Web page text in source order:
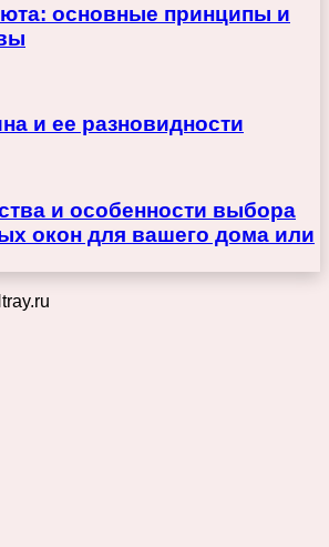
основные принципы и
и ее разновидности
и особенности выбора
окон для вашего дома или